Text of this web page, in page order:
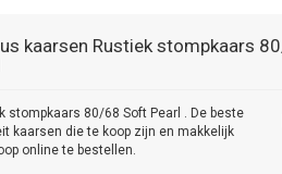
kaarsen Rustiek stompkaars
stompkaars 80/68 Soft Pearl . De beste
kaarsen die te koop zijn en makkelijk
online te bestellen.